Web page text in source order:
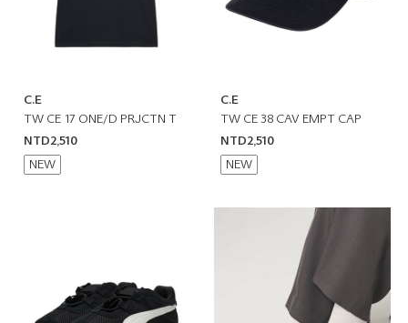
C.E
TW CE 17 ONE/D PRJCTN T
NTD2,510
NEW
C.E
TW CE 38 CAV EMPT CAP
NTD2,510
NEW